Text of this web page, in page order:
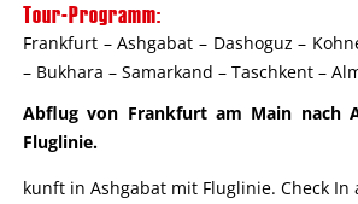
Tour-Programm:
Frankfurt – Ashgabat – Dashoguz –
– Bukhara – Samarkand – Taschkent –
Abflug von Frankfurt am Main nach
Fluglinie.
kunft in Ashgabat mit Fluglinie. Check In